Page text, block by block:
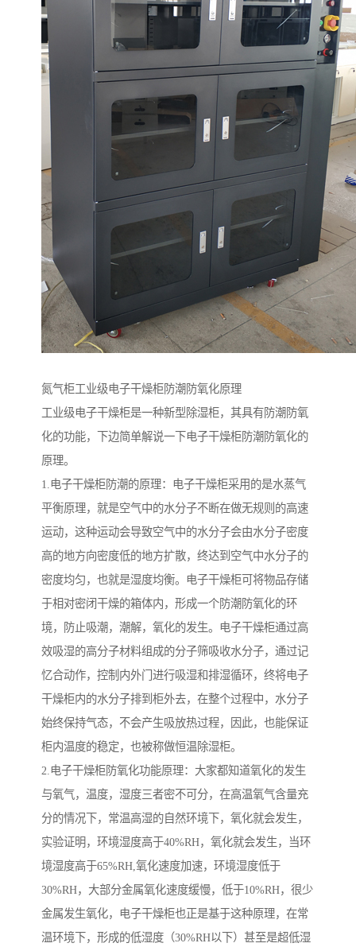
氮气柜工业级电子干燥柜防潮防氧化原理
工业级电子干燥柜是一种新型除湿柜，其具有防潮防氧
化的功能，下边简单解说一下电子干燥柜防潮防氧化的
原理。
1.电子干燥柜防潮的原理：电子干燥柜采用的是水蒸气
平衡原理，就是空气中的水分子不断在做无规则的高速
运动，这种运动会导致空气中的水分子会由水分子密度
高的地方向密度低的地方扩散，终达到空气中水分子的
密度均匀，也就是湿度均衡。电子干燥柜可将物品存储
于相对密闭干燥的箱体内，形成一个防潮防氧化的环
境，防止吸潮，潮解，氧化的发生。电子干燥柜通过高
效吸湿的高分子材料组成的分子筛吸收水分子，通过记
忆合动作，控制内外门进行吸湿和排湿循环，终将电子
干燥柜内的水分子排到柜外去，在整个过程中，水分子
始终保持气态，不会产生吸放热过程，因此，也能保证
柜内温度的稳定，也被称做恒温除湿柜。
2.电子干燥柜防氧化功能原理：大家都知道氧化的发生
与氧气，温度，湿度三者密不可分，在高温氧气含量充
分的情况下，常温高湿的自然环境下，氧化就会发生，
实验证明，环境湿度高于40%RH，氧化就会发生，当环
境湿度高于65%RH,氧化速度加速，环境湿度低于
30%RH，大部分金属氧化速度缓慢，低于10%RH，很少
金属发生氧化，电子干燥柜也正是基于这种原理，在常
温环境下，形成的低湿度（30%RH以下）甚至是超低湿